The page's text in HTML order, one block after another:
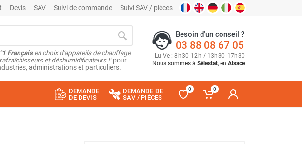
Devis SAV Suivi de commande Suivi SAV / pièces
Françaisen choix d'appareils de chauffage
et déshumidificateurs !"pour
administrations et particuliers.
Besoin d'un conseil ?
03 88 08 67 05
Lu-Ve : 8h30-12h / 13h30-17h30
Nous sommes à Sélestat, en Alsace
DEMANDE
DE DEVIS
DEMANDE DE
SAV / PIÈCES
0 0